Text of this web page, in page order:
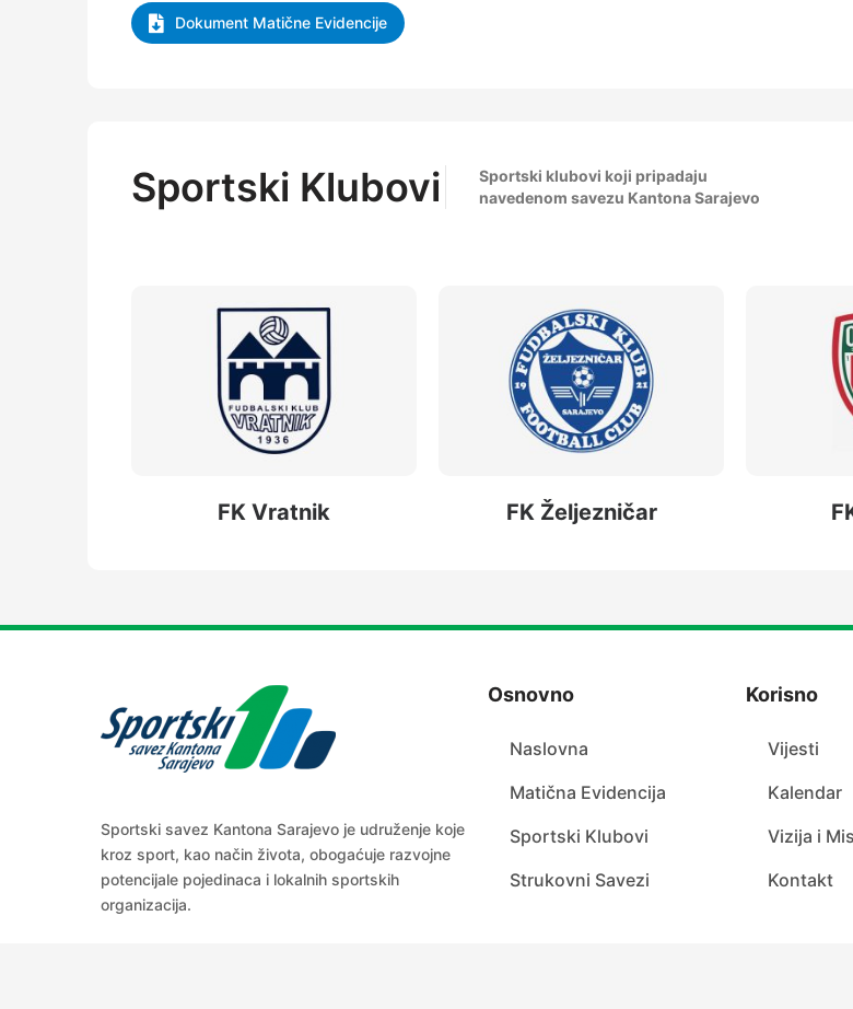
Dokument Matične Evidencije
Sportski Klubovi
Sportski klubovi koji pripadaju
navedenom savezu Kantona Sarajevo
FK Vratnik FK Željezničar
Sportski savez Kantona Sarajevo je udruženje koje
kroz sport, kao način života, obogaćuje razvojne
potencijale pojedinaca i lokalnih sportskih
organizacija.
Osnovno
Naslovna
Matična Evidencija
Sportski Klubovi
Strukovni Savezi
Korisno
Vijesti
Kalendar
Vizija i
Kontakt